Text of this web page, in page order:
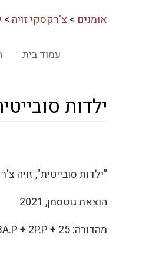
אומנים >צ'רקסקי זויה >
עמוד בית
ילדות
"ילדות סובייטית", זויה צ'רקסקי,
הוצאת גוטסמן, 2021
מהדורה: 25 + 3A.P + 2P.P